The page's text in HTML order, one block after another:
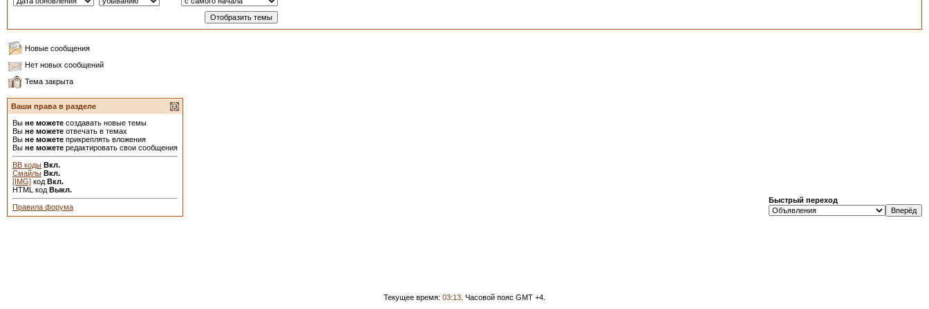
Новые сообщения
Нет новых сообщений
Тема закрыта
Ваши права в разделе
Вы не можете создавать новые темы
Вы не можете отвечать в темах
Вы не можете прикреплять вложения
Вы не можете редактировать свои сообщения
BB коды Вкл.
Смайлы Вкл.
[IMG] код Вкл.
HTML код Выкл.
Правила форума
Быстрый переход
Текущее время: 03:13 . Часовой пояс GMT +4.